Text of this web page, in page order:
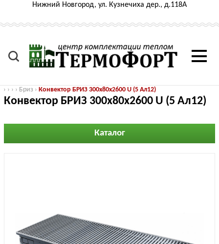
Нижний Новгород, ул. Кузнечиха дер., д.118А
› › › › Бриз › Конвектор БРИЗ 300х80х2600 U (5 Ал12)
Конвектор БРИЗ 300х80х2600 U (5 Ал12)
Каталог